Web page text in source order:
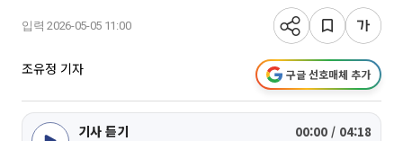
입력 2026-05-05 11:00
조유정 기자 구글 선호매체 추가
기사 듣기 00:00 / 04:18